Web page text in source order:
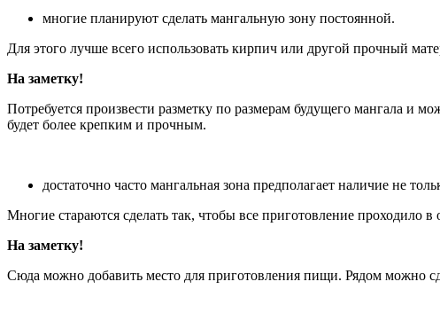
многие планируют сделать мангальную зону постоянной.
Для этого лучше всего использовать кирпич или другой прочный
На заметку!
Потребуется произвести разметку по размерам будущего мангала и
будет более крепким и прочным.
достаточно часто мангальная зона предполагает наличие не
Многие стараются сделать так, чтобы все приготовление проходило в
На заметку!
Сюда можно добавить место для приготовления пищи. Рядом можно